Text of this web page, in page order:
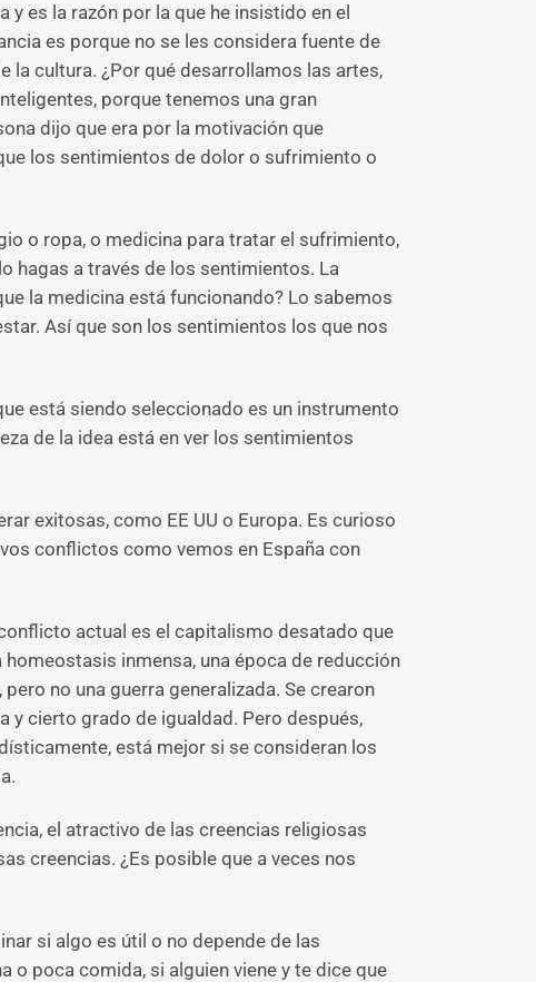
es la razón por la que he insistido en el
es porque no se les considera fuente de
la cultura. ¿Por qué desarrollamos las artes,
porque tenemos una gran
dijo que era por la motivación que
los sentimientos de dolor o sufrimiento o
o ropa, o medicina para tratar el sufrimiento,
hagas a través de los sentimientos. La
la medicina está funcionando? Lo sabemos
Así que son los sentimientos los que nos
está siendo seleccionado es un instrumento
de la idea está en ver los sentimientos
exitosas, como EE UU o Europa. Es curioso
conflictos como vemos en España con
actual es el capitalismo desatado que
inmensa, una época de reducción
no una guerra generalizada. Se crearon
y cierto grado de igualdad. Pero después,
está mejor si se consideran los
el atractivo de las creencias religiosas
creencias. ¿Es posible que a veces nos
si algo es útil o no depende de las
o poca comida, si alguien viene y te dice que